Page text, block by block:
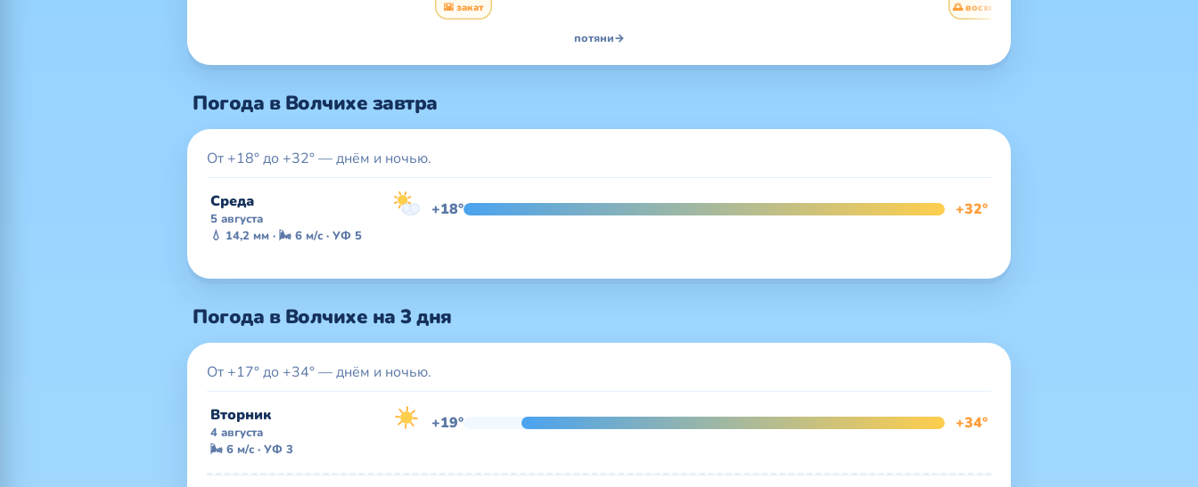
🌇 закат 🌅 восход
потяни→
Погода в Волчихе завтра
От +18° до +32° — днём и ночью.
Среда
5 августа +18° +32°
💧 14,2 мм · 🌬 6 м/с · УФ 5
Погода в Волчихе на 3 дня
От +17° до +34° — днём и ночью.
Вторник
4 августа +19° +34°
🌬 6 м/с · УФ 3